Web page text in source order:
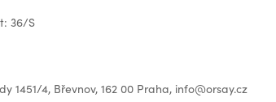
36/S
1451/4, Břevnov, 162 00 Praha, info@orsay.cz